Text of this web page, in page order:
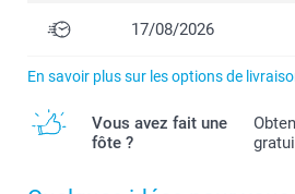
17/08/2026
En savoir plus sur les options de
Vous avez fait une
fôte ?